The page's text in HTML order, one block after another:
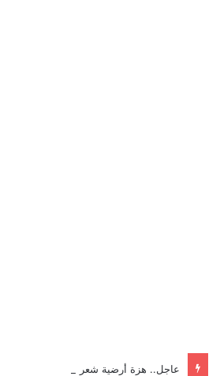
عاجل.. هزة أرضية شعر بها سكان إسطنبول